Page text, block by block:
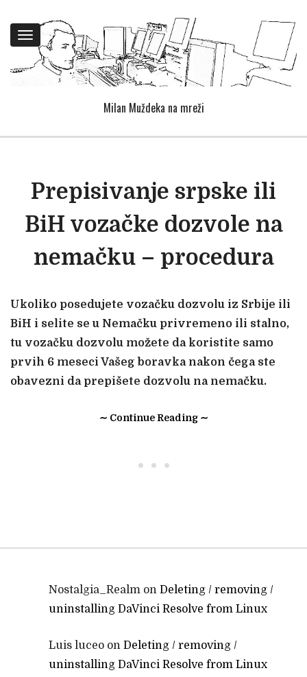
Toggle
navigation
Milan Muždeka na mreži
Prepisivanje srpske ili
BiH vozačke dozvole na
nemačku – procedura
Ukoliko posedujete vozačku dozvolu iz Srbije ili
BiH i selite se u Nemačku privremeno ili stalno,
tu vozačku dozvolu možete da koristite samo
prvih 6 meseci Vašeg boravka nakon čega ste
obavezni da prepišete dozvolu na nemačku.
∼ Continue Reading ∼
• • •
Nostalgia_Realm on Deleting / removing /
uninstalling DaVinci Resolve from Linux
Luis luceo on Deleting / removing /
uninstalling DaVinci Resolve from Linux